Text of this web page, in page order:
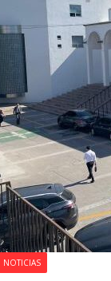
NOTICIAS